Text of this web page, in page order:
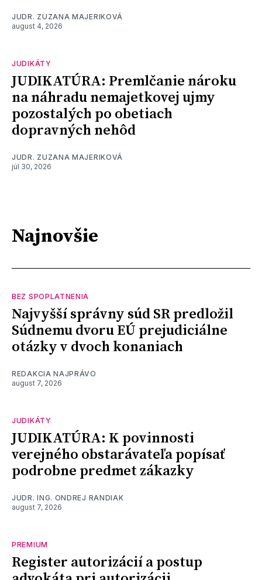
JUDR. ZUZANA MAJERIKOVÁ
august 4, 2026
JUDIKÁTY
JUDIKATÚRA: Premlčanie nároku
na náhradu nemajetkovej ujmy
pozostalých po obetiach
dopravných nehôd
JUDR. ZUZANA MAJERIKOVÁ
júl 30, 2026
Najnovšie
BEZ SPOPLATNENIA
Najvyšší správny súd SR predložil
Súdnemu dvoru EÚ prejudiciálne
otázky v dvoch konaniach
REDAKCIA NAJPRÁVO
august 7, 2026
JUDIKÁTY
JUDIKATÚRA: K povinnosti
verejného obstarávateľa popísať
podrobne predmet zákazky
JUDR. ING. ONDREJ RANDIAK
august 7, 2026
PREMIUM
Register autorizácií a postup